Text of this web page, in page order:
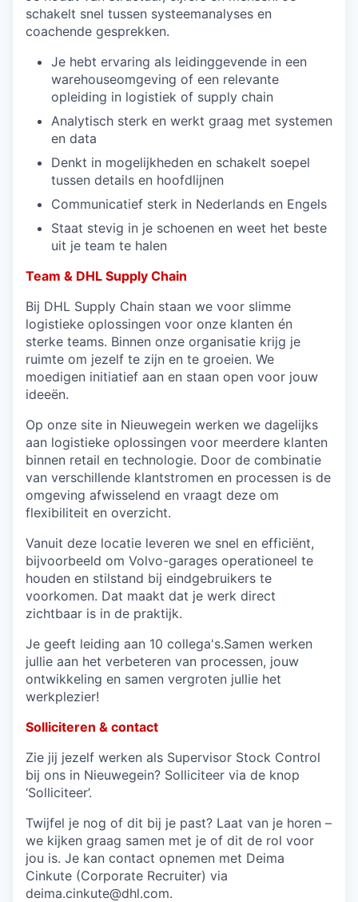
schakelt snel tussen systeemanalyses en
coachende gesprekken.
Je hebt ervaring als leidinggevende in een
warehouseomgeving of een relevante
opleiding in logistiek of supply chain
Analytisch sterk en werkt graag met systemen
en data
Denkt in mogelijkheden en schakelt soepel
tussen details en hoofdlijnen
Communicatief sterk in Nederlands en Engels
Staat stevig in je schoenen en weet het beste
uit je team te halen
Team & DHL Supply Chain
Bij DHL Supply Chain staan we voor slimme
logistieke oplossingen voor onze klanten én
sterke teams. Binnen onze organisatie krijg je
ruimte om jezelf te zijn en te groeien. We
moedigen initiatief aan en staan open voor jouw
ideeën.
Op onze site in Nieuwegein werken we dagelijks
aan logistieke oplossingen voor meerdere klanten
binnen retail en technologie. Door de combinatie
van verschillende klantstromen en processen is de
omgeving afwisselend en vraagt deze om
flexibiliteit en overzicht.
Vanuit deze locatie leveren we snel en efficiënt,
bijvoorbeeld om Volvo-garages operationeel te
houden en stilstand bij eindgebruikers te
voorkomen. Dat maakt dat je werk direct
zichtbaar is in de praktijk.
Je geeft leiding aan 10 collega's.Samen werken
jullie aan het verbeteren van processen, jouw
ontwikkeling en samen vergroten jullie het
werkplezier!
Solliciteren & contact
Zie jij jezelf werken als Supervisor Stock Control
bij ons in Nieuwegein? Solliciteer via de knop
‘Solliciteer’.
Twijfel je nog of dit bij je past? Laat van je horen –
we kijken graag samen met je of dit de rol voor
jou is. Je kan contact opnemen met Deima
Cinkute (Corporate Recruiter) via
deima.cinkute@dhl.com.